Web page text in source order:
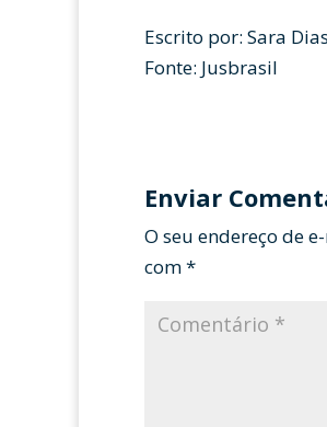
Escrito por: Sara Dias
Fonte: Jusbrasil
Enviar
O seu endereço de
com*